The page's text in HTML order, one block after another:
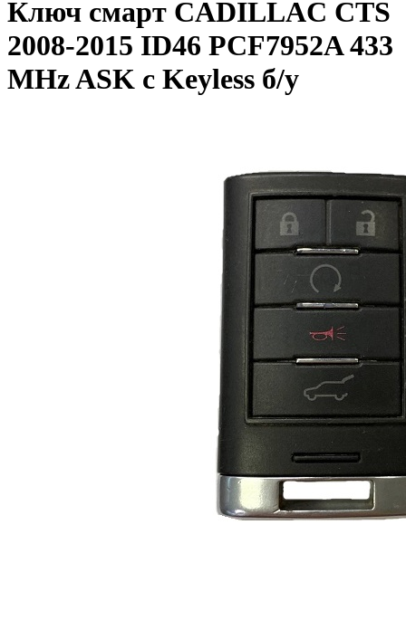
Ключ смарт CADILLAC CTS
2008-2015 ID46 PCF7952A 433
MHz ASK с Keyless б/у